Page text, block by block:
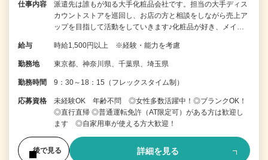
仕事内容
派遣先は誰もが知る大手化粧品会社です。担当の大手ディス
カウントストアを巡回し、お店の方と相談をしながら売上ア
ップを目指して活動をしていきます♪化粧品が好き、メイ…
給与 時給1,500円以上 ※経験・能力を考慮
勤務地 東京都、神奈川県、千葉県、埼玉県
勤務時間 9：30～18：15（フレックスタイム制）
応募資格
未経験OK 年齢不問 ◎女性多数活躍中！◎ブランクOK！
◎直行直帰 ◎普通運転免許（AT限定可）がある方は歓迎し
ます ◎自家用車が使える方大歓迎！
後で見る 詳細を見る